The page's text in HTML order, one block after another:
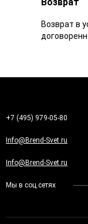
Возврат в
+7 (495) 979-05-80
Info@Brend-Svet.ru
Info@Brend-Svet.ru
Мы в соц.сетях